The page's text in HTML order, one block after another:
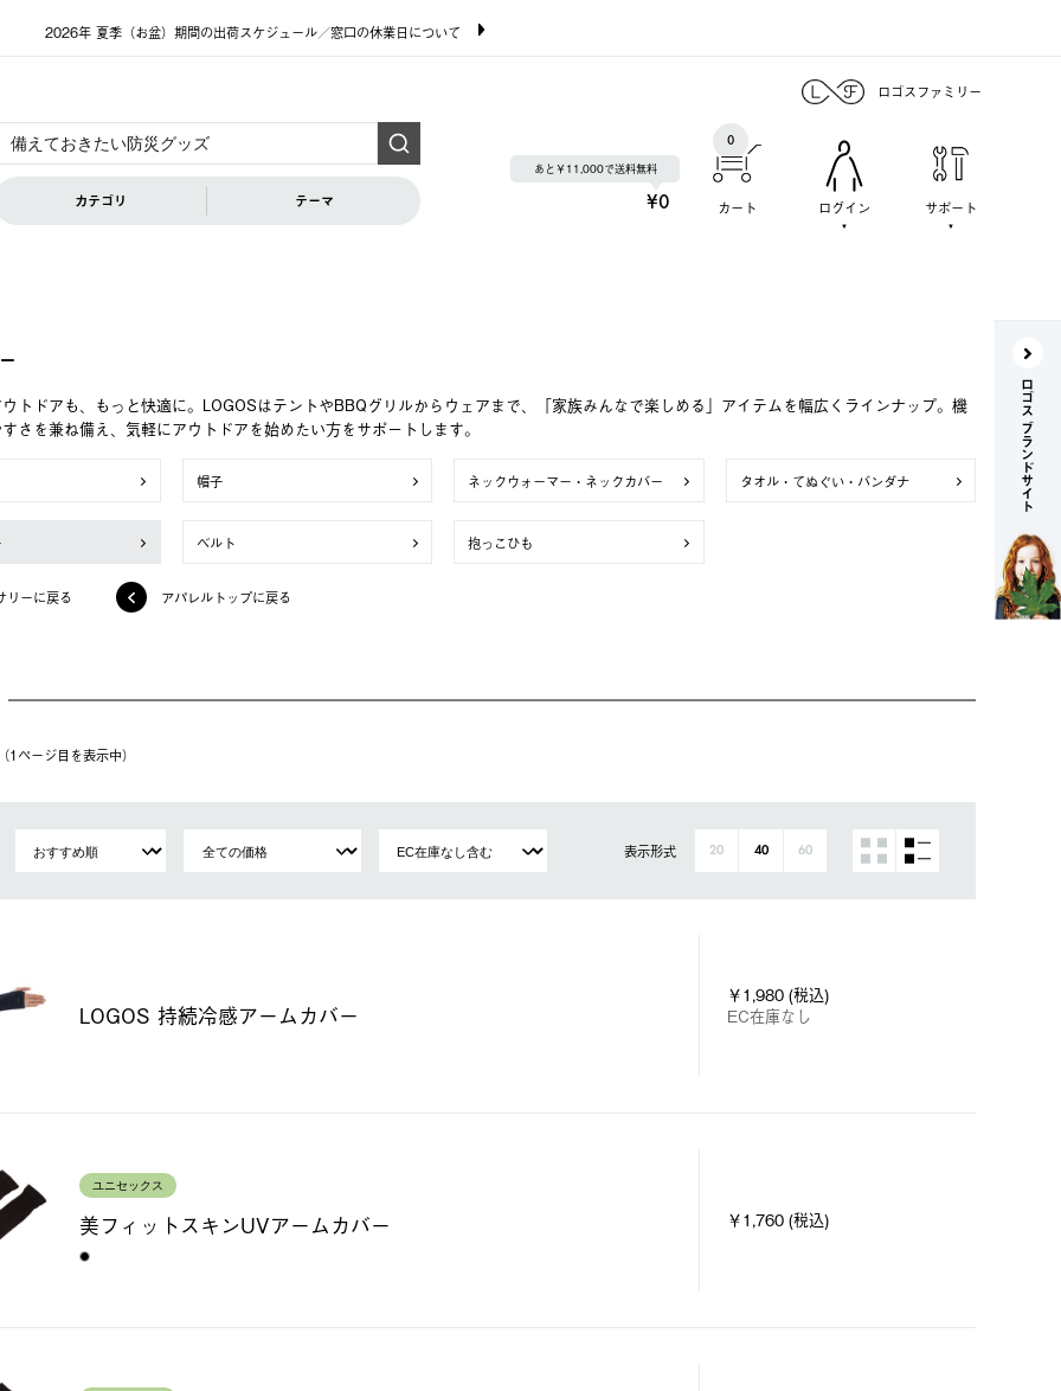
2026年 夏季（お盆）期間の出荷スケジュール／窓口の休業日について
ロゴスファミリー
カテゴリ テーマ
あと￥11,000で送料無料
¥0 カート
0
ログイン サポート
トドアも、もっと快適に。LOGOSはテントやBBQグリルからウェアまで、「家族みんなで楽しめる」アイテムを幅広くラインナップ。機
さを兼ね備え、気軽にアウトドアを始めたい方をサポートします。
帽子 ネックウォーマー・ネックカバー タオル・てぬぐい・バンダナ
ベルト 抱っこひも
リーに戻る アパレルトップに戻る
ページ⽬を表⽰中）
表示形式 20 40 60
LOGOS 持続冷感アームカバー
￥1,980 (税込)
EC在庫なし
ユニセックス
美フィットスキンUVアームカバー ￥1,760 (税込)
ロゴス ブランドサイト